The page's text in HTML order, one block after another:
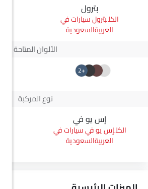
بترول
بترول سيارات في
العربيةالسعودية
الألوان المتاحة
+2
نوع المركبة
إس يو في
إس يو في سيارات في
العربيةالسعودية